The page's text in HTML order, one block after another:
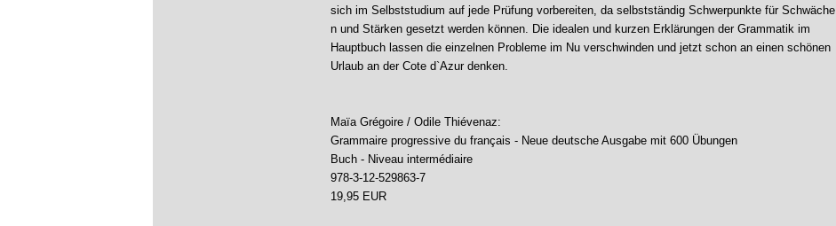
sich im Selbststudium auf jede Prüfung vorbereiten, da selbstständig Schwerpunkte für Schwäche
n und Stärken gesetzt werden können. Die idealen und kurzen Erklärungen der Grammatik im
Hauptbuch lassen die einzelnen Probleme im Nu verschwinden und jetzt schon an einen schönen
Urlaub an der Cote d`Azur denken.
Maïa Grégoire / Odile Thiévenaz:
Grammaire progressive du français - Neue deutsche Ausgabe mit 600 Übungen
Buch - Niveau intermédiaire
978-3-12-529863-7
19,95 EUR